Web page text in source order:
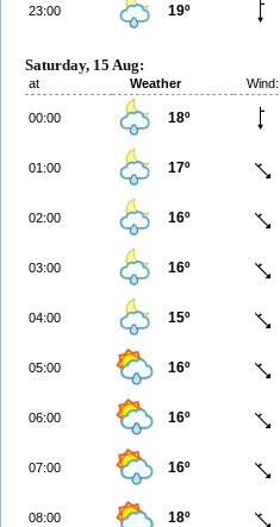
23:00 19º
Saturday, 15 Aug:
at Weather Wind:
00:00 18º
01:00 17º
02:00 16º
03:00 16º
04:00 15º
05:00 16º
06:00 16º
07:00 16º
08:00 18º